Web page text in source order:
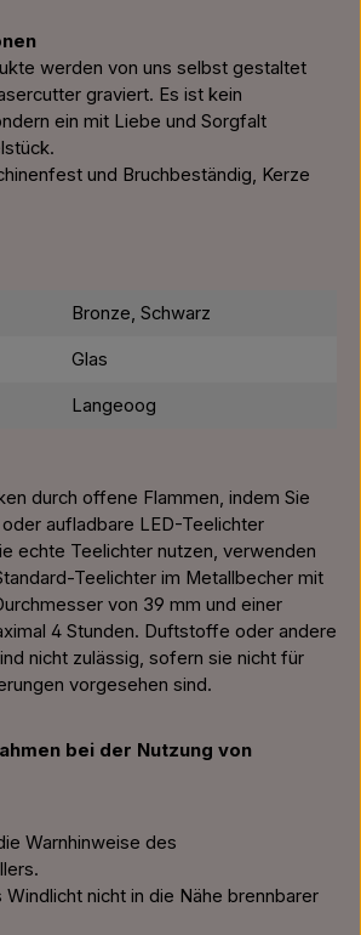
werden von uns selbst gestaltet
graviert. Es ist kein
ein mit Liebe und Sorgfalt
und Bruchbeständig, Kerze
Bronze, Schwarz
Glas
Langeoog
durch offene Flammen, indem Sie
aufladbare LED-Teelichter
echte Teelichter nutzen, verwenden
Teelichter im Metallbecher mit
von 39 mm und einer
4 Stunden. Duftstoffe oder andere
nicht zulässig, sofern sie nicht für
vorgesehen sind.
bei der Nutzung von
Warnhinweise des
Windlicht nicht in die Nähe brennbarer